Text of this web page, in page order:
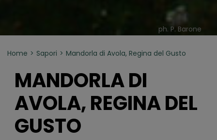
ph. P. Barone
Home Sapori Mandorla di Avola, Regina del Gusto
MANDORLA DI
AVOLA, REGINA DEL
GUSTO